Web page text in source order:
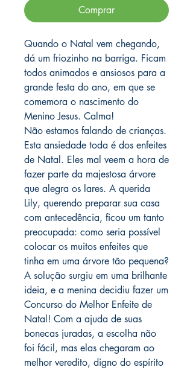
Comprar
Quando o Natal vem chegando,
dá um friozinho na barriga. Ficam
todos animados e ansiosos para a
grande festa do ano, em que se
comemora o nascimento do
Menino Jesus. Calma!
Não estamos falando de crianças.
Esta ansiedade toda é dos enfeites
de Natal. Eles mal veem a hora de
fazer parte da majestosa árvore
que alegra os lares. A querida
Lily, querendo preparar sua casa
com antecedência, ficou um tanto
preocupada: como seria possível
colocar os muitos enfeites que
tinha em uma árvore tão pequena?
A solução surgiu em uma brilhante
ideia, e a menina decidiu fazer um
Concurso do Melhor Enfeite de
Natal! Com a ajuda de suas
bonecas juradas, a escolha não
foi fácil, mas elas chegaram ao
melhor veredito, digno do espírito